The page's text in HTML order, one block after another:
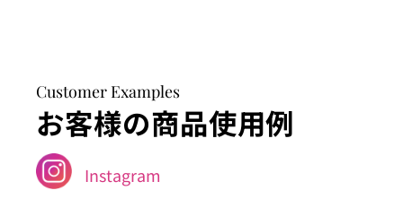
Customer Examples
お客様の商品使用例
Instagram